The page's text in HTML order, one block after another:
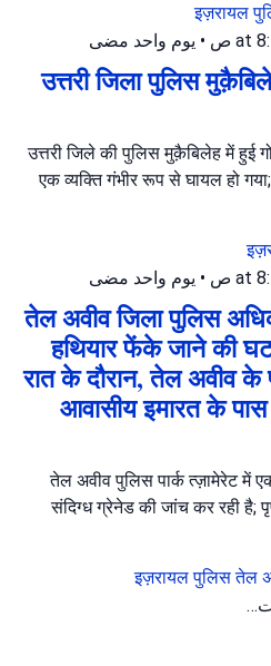
इज़रायल
• يوم واحد مضى
उत्तरी जिला पुलिस
उत्तरी जिले की पुलिस मुक़ैबिलेह में हुई
एक व्यक्ति गंभीर रूप से घायल हो
• يوم واحد مضى
तेल अवीव जिला पुलिस
हथियार फेंके जाने की
रात के दौरान, तेल अवीव
आवासीय इमारत के
तेल अवीव पुलिस पार्क त्ज़ामेरेट में
संदिग्ध ग्रेनेड की जांच कर रही है;
इज़रायल पुलिसतेल